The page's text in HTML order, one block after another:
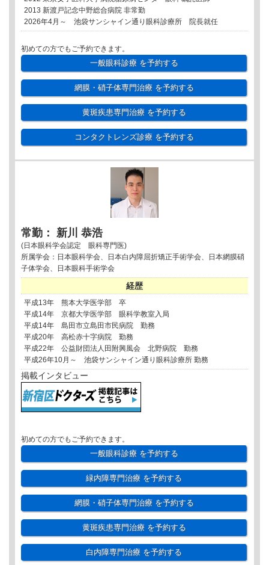
2013 新渡戸記念中野総合病院 非常勤
2026年4月～ 池袋サンシャイン通り眼科診療所 院長就任
初めての方でもご予約できます。
一般眼科診療を予約する
網膜・硝子体専門治療を予約する
黄斑疾患専門治療を予約する
コンタクトレンズ診療を予約する
常勤： 新川 恭浩
(日本眼科学会認定 眼科専門医)
所属学会：日本眼科学会、日本白内障屈折矯正手術学会、日本網膜硝
子体学会、日本眼科手術学会
経歴
平成13年 熊本大学医学部 卒
平成14年 京都大学医学部 眼科学教室入局
平成14年 島田市立島田市民病院 勤務
平成20年 高松赤十字病院 勤務
平成22年 公益財団法人田附興風会 北野病院 勤務
平成26年10月～ 池袋サンシャイン通り眼科診療所 勤務
掲載インタビュー
初めての方でもご予約できます。
一般眼科診療を予約する
緑内障専門治療 を予約する
網膜・硝子体専門治療を予約する
黄斑疾患専門治療を予約する
白内障専門治療 を予約する